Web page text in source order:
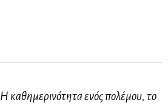
Η καθημερινότητα ενός πολέμου, το